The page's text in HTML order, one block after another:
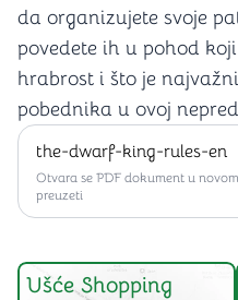
da organizujete svoje
povedete ih u pohod
hrabrost i što je
pobednika u ovoj
the-dwarf-king-rules-en
Otvara se PDF dokument u
preuzeti
Ušće Shopping